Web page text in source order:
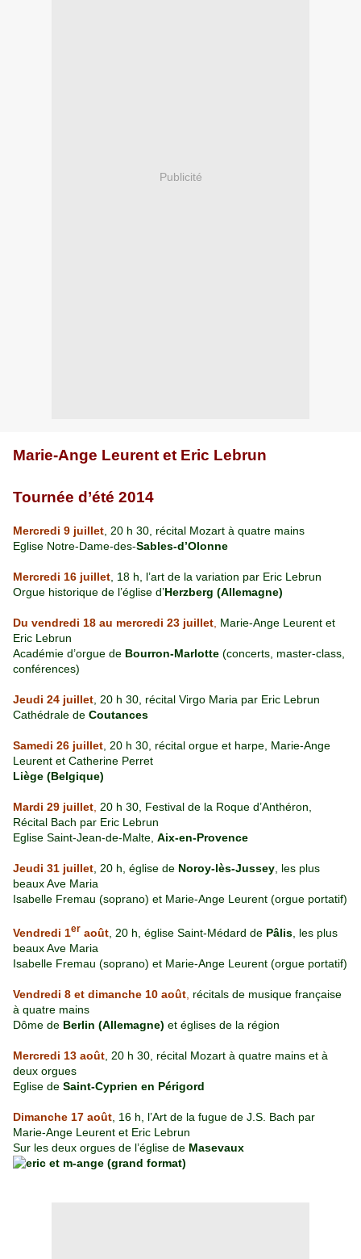
Publicité
Marie-Ange Leurent et Eric Lebrun
Tournée d’été 2014
Mercredi 9 juillet , 20 h 30, récital Mozart à quatre mains
Eglise Notre-Dame-des-Sables-d’Olonne
Mercredi 16 juillet , 18 h, l’art de la variation par Eric Lebrun
Orgue historique de l’église d’Herzberg (Allemagne)
Du vendredi 18 au mercredi 23 juillet Marie-Ange Leurent et
Eric Lebrun
Académie d’orgue de Bourron-Marlotte (concerts, master-class,
conférences)
Jeudi 24 juillet , 20 h 30, récital Virgo Maria par Eric Lebrun
Cathédrale de Coutances
Samedi 26 juillet , 20 h 30, récital orgue et harpe, Marie-Ange
Leurent et Catherine Perret
Liège (Belgique)
Mardi 29 juillet 20 h 30, Festival de la Roque d’Anthéron,
Récital Bach par Eric Lebrun
Eglise Saint-Jean-de-Malte, Aix-en-Provence
Jeudi 31 juillet , 20 h, église de Noroy-lès-Jussey , les plus
beaux Ave Maria
Isabelle Fremau (soprano) et Marie-Ange Leurent (orgue portatif)
Vendredi 1er août , 20 h, église Saint-Médard de Pâlis , les plus
beaux Ave Maria
Isabelle Fremau (soprano) et Marie-Ange Leurent (orgue portatif)
Vendredi 8 et dimanche 10 août récitals de musique française
à quatre mains
Dôme de Berlin (Allemagne) et églises de la région
Mercredi 13 août , 20 h 30, récital Mozart à quatre mains et à
deux orgues
Eglise de Saint-Cyprien en Périgord
Dimanche 17 août , 16 h, l’Art de la fugue de J.S. Bach par
Marie-Ange Leurent et Eric Lebrun
Sur les deux orgues de l’église de Masevaux